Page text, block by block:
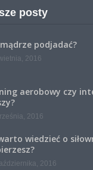
posty
mądrze podjadać?
2016
aerobowy czy
2016
wiedzieć o
2016